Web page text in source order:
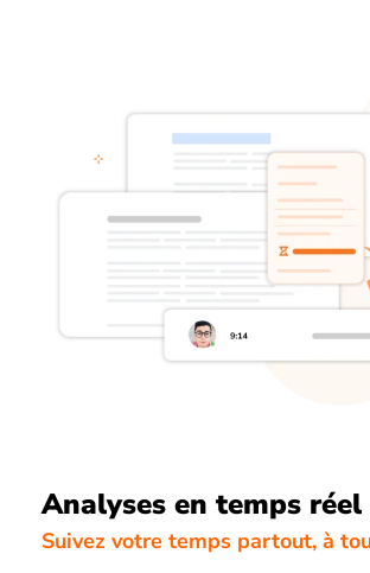
Analyses en temps réel
Suivez votre temps partout, à